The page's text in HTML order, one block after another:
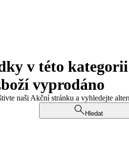
v této
vyprodáno
naši Akční stránku a vyhledejte
Hledat